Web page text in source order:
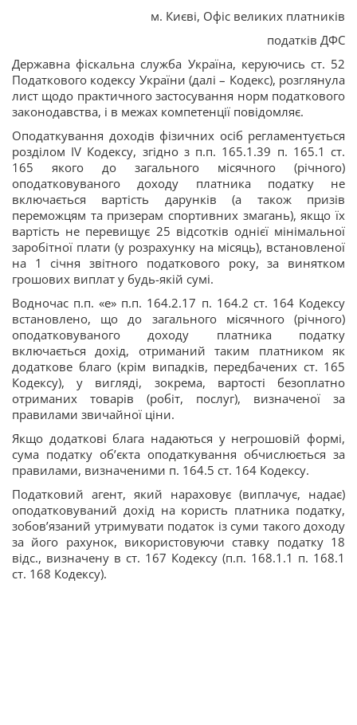
м. Києві, Офіс великих платників
податків ДФС
Державна фіскальна служба Україна, керуючись ст. 52
Податкового кодексу України (далі – Кодекс), розглянула
лист щодо практичного застосування норм податкового
законодавства, і в межах компетенції повідомляє.
Оподаткування доходів фізичних осіб регламентується
розділом IV Кодексу, згідно з п.п. 165.1.39 п. 165.1 ст.
165 якого до загального місячного (річного)
оподатковуваного доходу платника податку не
включається вартість дарунків (а також призів
переможцям та призерам спортивних змагань), якщо їх
вартість не перевищує 25 відсотків однієї мінімальної
заробітної плати (у розрахунку на місяць), встановленої
на 1 січня звітного податкового року, за винятком
грошових виплат у будь-якій сумі.
Водночас п.п. «е» п.п. 164.2.17 п. 164.2 ст. 164 Кодексу
встановлено, що до загального місячного (річного)
оподатковуваного доходу платника податку
включається дохід, отриманий таким платником як
додаткове благо (крім випадків, передбачених ст. 165
Кодексу), у вигляді, зокрема, вартості безоплатно
отриманих товарів (робіт, послуг), визначеної за
правилами звичайної ціни.
Якщо додаткові блага надаються у негрошовій формі,
сума податку об’єкта оподаткування обчислюється за
правилами, визначеними п. 164.5 ст. 164 Кодексу.
Податковий агент, який нараховує (виплачує, надає)
оподатковуваний дохід на користь платника податку,
зобов’язаний утримувати податок із суми такого доходу
за його рахунок, використовуючи ставку податку 18
відс., визначену в ст. 167 Кодексу (п.п. 168.1.1 п. 168.1
ст. 168 Кодексу).